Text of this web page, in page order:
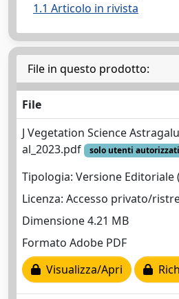
1.1 Articolo in rivista
File in questo prodotto:
File
J Vegetation Science
al_2023.pdf
solo utenti autorizzati
Tipologia: Versione Editoriale
Licenza: Accesso privato/
Dimensione 4.21 MB
Formato Adobe PDF
Visualizza/Apri